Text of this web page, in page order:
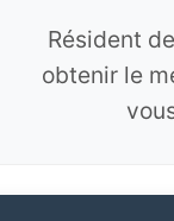
Résident
obtenir le